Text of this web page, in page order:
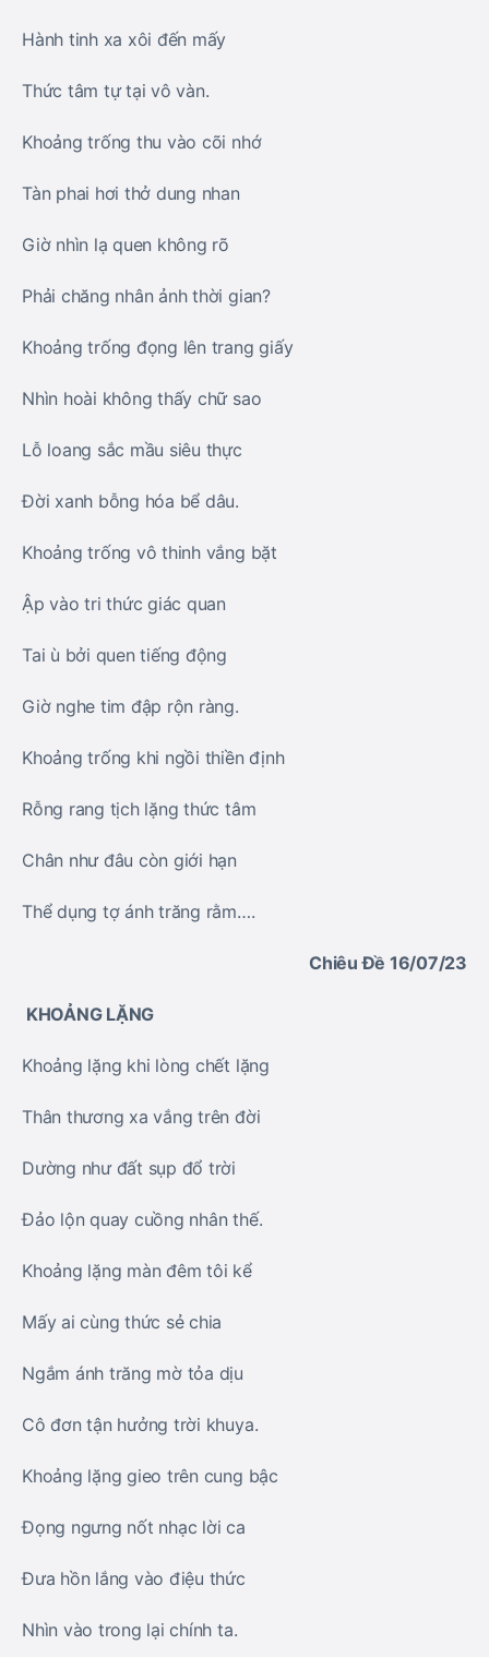
Hành tinh xa xôi đến mấy
Thức tâm tự tại vô vàn.
Khoảng trống thu vào cõi nhớ
Tàn phai hơi thở dung nhan
Giờ nhìn lạ quen không rõ
Phải chăng nhân ảnh thời gian?
Khoảng trống đọng lên trang giấy
Nhìn hoài không thấy chữ sao
Lỗ loang sắc mầu siêu thực
Đời xanh bỗng hóa bể dâu.
Khoảng trống vô thinh vắng bặt
Ập vào tri thức giác quan
Tai ù bởi quen tiếng động
Giờ nghe tim đập rộn ràng.
Khoảng trống khi ngồi thiền định
Rỗng rang tịch lặng thức tâm
Chân như đâu còn giới hạn
Thể dụng tợ ánh trăng rằm….
Chiêu Đề 16/07/23
KHOẢNG LẶNG
Khoảng lặng khi lòng chết lặng
Thân thương xa vắng trên đời
Dường như đất sụp đổ trời
Đảo lộn quay cuồng nhân thế.
Khoảng lặng màn đêm tôi kể
Mấy ai cùng thức sẻ chia
Ngắm ánh trăng mờ tỏa dịu
Cô đơn tận hưởng trời khuya.
Khoảng lặng gieo trên cung bậc
Đọng ngưng nốt nhạc lời ca
Đưa hồn lắng vào điệu thức
Nhìn vào trong lại chính ta.